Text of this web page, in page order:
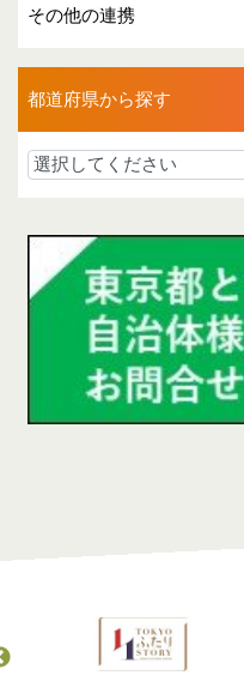
その他の連携
都道府県から探す